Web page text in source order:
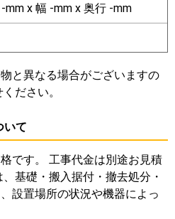
mm x 幅 -mm x 奥行 -mm
と異なる場合がございますの
ださい。
て
です。 工事代金は別途お見積
基礎・搬入据付・撤去処分・
設置場所の状況や機器によっ